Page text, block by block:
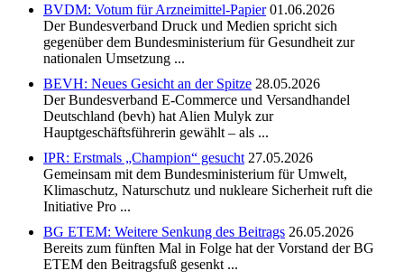
BVDM: Votum für Arzneimittel-Papier01.06.2026
Der Bundesverband Druck und Medien spricht sich
gegenüber dem Bundesministerium für Gesundheit zur
nationalen Umsetzung ...
BEVH: Neues Gesicht an der Spitze 28.05.2026
Der Bundesverband E-Commerce und Versandhandel
Deutschland (bevh) hat Alien Mulyk zur
Hauptgeschäftsführerin gewählt – als ...
IPR: Erstmals „Champion“ gesucht 27.05.2026
Gemeinsam mit dem Bundesministerium für Umwelt,
Klimaschutz, Naturschutz und nukleare Sicherheit ruft die
Initiative Pro ...
BG ETEM: Weitere Senkung des Beitrags 26.05.2026
Bereits zum fünften Mal in Folge hat der Vorstand der BG
ETEM den Beitragsfuß gesenkt ...